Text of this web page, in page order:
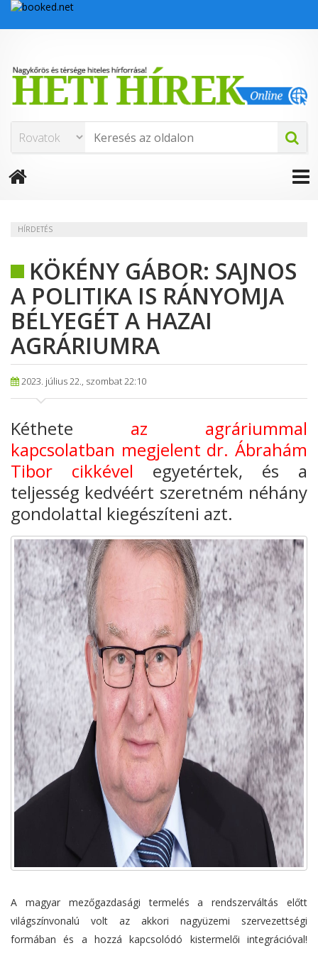
HÍRDETÉS
KÖKÉNY GÁBOR: SAJNOS
A POLITIKA IS RÁNYOMJA
BÉLYEGÉT A HAZAI
AGRÁRIUMRA
2023. július 22., szombat 22:10
Kéthete az agráriummal
kapcsolatban megjelent dr. Ábrahám
Tibor cikkével egyetértek, és a
teljesség kedvéért szeretném néhány
gondolattal kiegészíteni azt.
A magyar mezőgazdasági termelés a rendszerváltás előtt
világszínvonalú volt az akkori nagyüzemi szervezettségi
formában és a hozzá kapcsolódó kistermelői integrációval!